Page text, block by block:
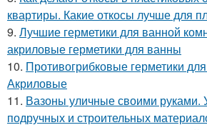
квартиры. Какие откосы лучше для
9. Лучшие герметики для ванной
акриловые герметики для ванны
10. Противогрибковые герметики
Акриловые
11. Вазоны уличные своими руками.
подручных и строительных